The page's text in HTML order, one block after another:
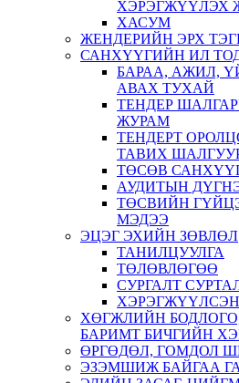
ХЭРЭГЖҮҮЛЭХ
ХАСУМ
ЖЕНДЕРИЙН ЭРХ
САНХҮҮГИЙН ИЛ
БАРАА, АЖИЛ,
АВАХ ТУХАЙ
ТЕНДЕР
ЖУРАМ
ТЕНДЕРТ
ТАВИХ
ТӨСӨВ
АУДИТЫН
ТӨСВИЙН
МЭДЭЭ
ЭЦЭГ ЭХИЙН ЗӨВЛӨЛ
ТАНИЛЦУУЛГА
ТӨЛӨВЛӨГӨӨ
СУРГАЛТ
ХӨГЖЛИЙН
БАРИМТ БИЧГИЙН
ӨРГӨДӨЛ, ГОМДОЛ
ЭЗЭМШИЖ БАЙГАА